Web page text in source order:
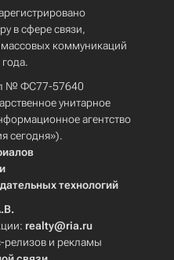
в сфере связи,
коммуникаций
№ ФС77-57640
унитарное
агентство
сегодня»).
технологий
realty@ria.ru
и рекламы